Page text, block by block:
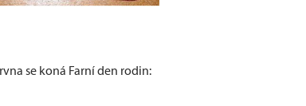
se koná Farní den rodin: